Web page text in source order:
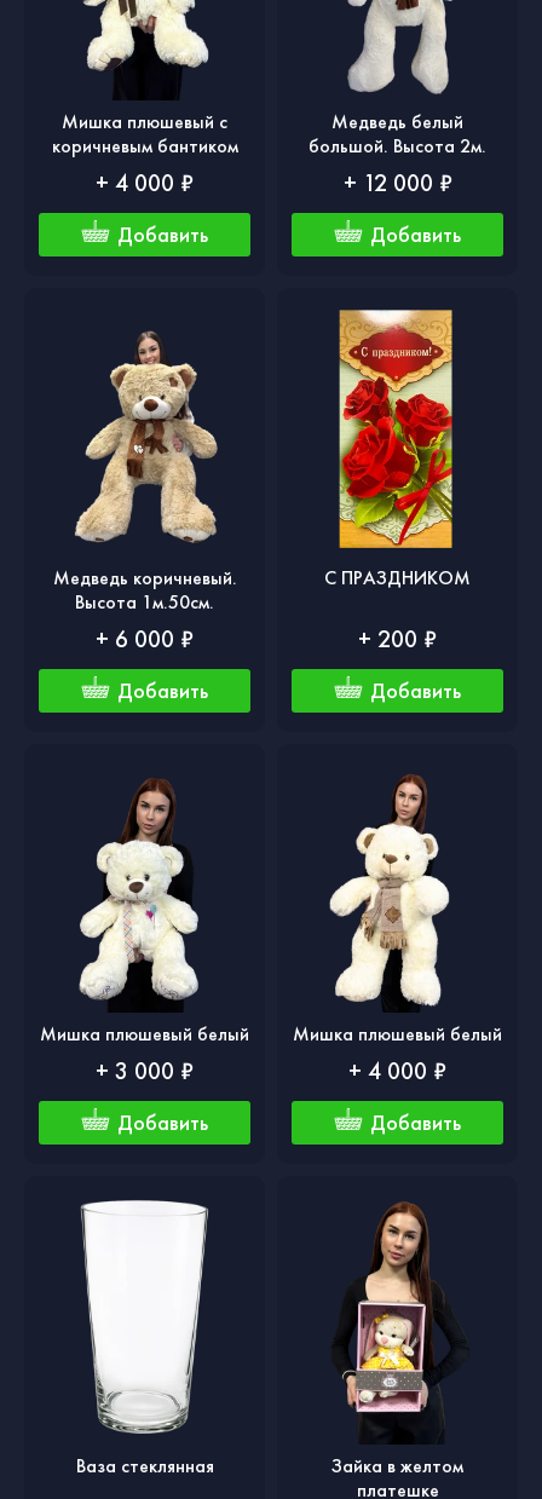
Мишка плюшевый с
коричневым бантиком
+ 4 000 ₽
Добавить
Медведь белый
большой. Высота 2м.
+ 12 000 ₽
Добавить
Медведь коричневый.
Высота 1м.50см.
+ 6 000 ₽
Добавить
С ПРАЗДНИКОМ
+ 200 ₽
Добавить
Мишка плюшевый белый
+ 3 000 ₽
Добавить
Мишка плюшевый белый
+ 4 000 ₽
Добавить
Ваза стеклянная
Зайка в желтом
платешке